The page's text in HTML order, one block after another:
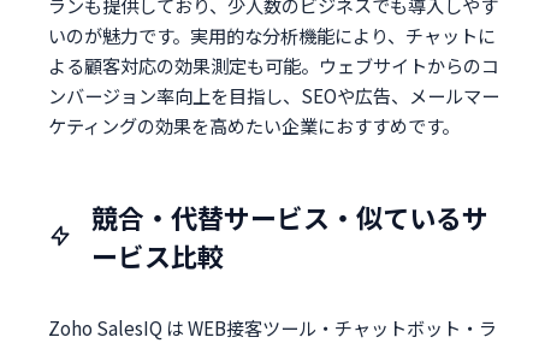
いのが魅力です。実用的な分析機能により、チャットに
よる顧客対応の効果測定も可能。ウェブサイトからのコ
ンバージョン率向上を目指し、SEOや広告、メールマー
ケティングの効果を高めたい企業におすすめです。
競合・代替サービス・似ているサ
ービス比較
Zoho SalesIQ は WEB接客ツール・チャットボット・ラ